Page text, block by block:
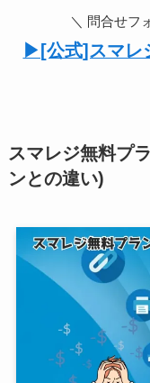
＼ 問合せフ
▶︎[公式]スマレ
スマレジ無料プ
ンとの違い)